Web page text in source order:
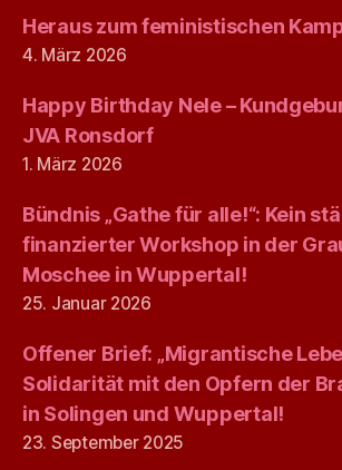
Heraus zum feministischen
4. März 2026
Happy Birthday Nele –
JVA Ronsdorf
1. März 2026
Bündnis „Gathe für alle!“: Kein
finanzierter Workshop in der
Moschee in Wuppertal!
25. Januar 2026
Offener Brief: „Migrantische
Solidarität mit den Opfern der
in Solingen und Wuppertal!
23. September 2025